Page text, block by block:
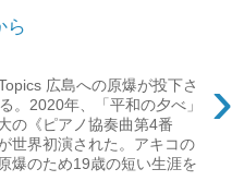
ら
›
広島への原爆が投下さ
。2020年、「平和の夕べ」
の《ピアノ協奏曲第4番
世界初演された。アキコの
爆のため19歳の短い生涯を